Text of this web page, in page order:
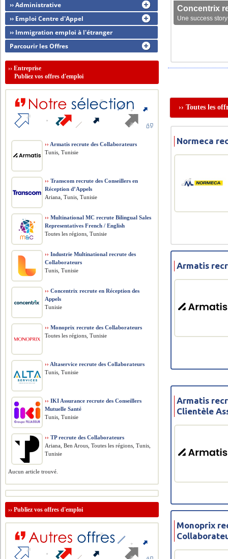
Concentrix
Une success
›› Toutes les
Normeca
Armatis
Armatis
Clientèle
Monoprix
›› Administrative
›› Emploi Centre d'Appel
›› Immigration emploi à l'étranger
Parcourir les Offres
››Entreprise
Publiez vos offres d'emploi
›› Armatis recrute des Collaborateurs
Tunis, Tunisie
›› Transcom recrute des Conseillers en
Réception d’Appels
Ariana, Tunis, Tunisie
›› Multinational MC recrute Bilingual Sales
Representatives French / English
Toutes les régions, Tunisie
›› Industrie Multinational recrute des
Collaborateurs
Tunis, Tunisie
›› Concentrix recrute en Réception des
Appels
Tunisie
›› Monoprix recrute des Collaborateurs
Toutes les régions, Tunisie
›› Altaservice recrute des Collaborateurs
Tunis, Tunisie
›› IKI Assurance recrute des Conseillers
Mutuelle Santé
Tunis, Tunisie
›› TP recrute des Collaborateurs
Ariana, Ben Arous, Toutes les régions, Tunis,
Tunisie
Aucun article trouvé.
››Publiez vos offres d'emploi